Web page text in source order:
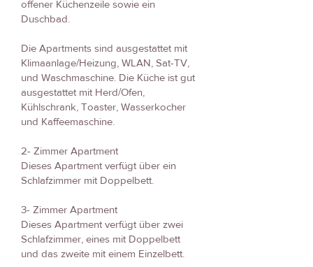
offener Küchenzeile sowie ein
Duschbad.
Die Apartments sind ausgestattet mit
Klimaanlage/Heizung, WLAN, Sat-TV,
und Waschmaschine. Die Küche ist gut
ausgestattet mit Herd/Ofen,
Kühlschrank, Toaster, Wasserkocher
und Kaffeemaschine.
2- Zimmer Apartment
Dieses Apartment verfügt über ein
Schlafzimmer mit Doppelbett.
3- Zimmer Apartment
Dieses Apartment verfügt über zwei
Schlafzimmer, eines mit Doppelbett
und das zweite mit einem Einzelbett.